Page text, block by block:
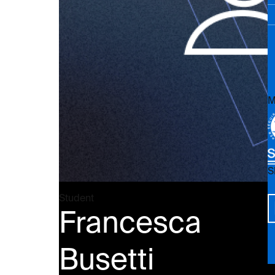
Student
Francesca
Busetti